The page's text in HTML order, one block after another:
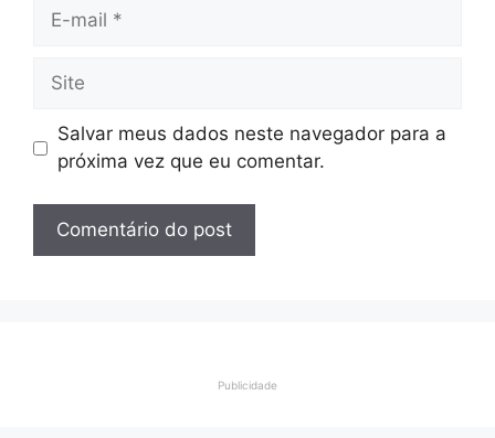
Site
Salvar meus dados neste navegador para a
próxima vez que eu comentar.
Publicidade